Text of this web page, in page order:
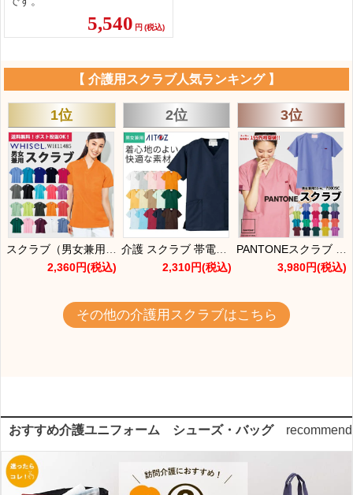
5,540 円 (税込)
【 介護用スクラブ人気ランキング 】
1位
2,360円(税込)
2位
2,310円(税込)
3位
3,980円(税込)
その他の介護用スクラブはこちら
おすすめ介護ユニフォーム シューズ・バッグ recommend